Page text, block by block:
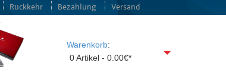
Rückkehr Bezahlung Versand
Warenkorb:
0 Artikel - 0.00€*